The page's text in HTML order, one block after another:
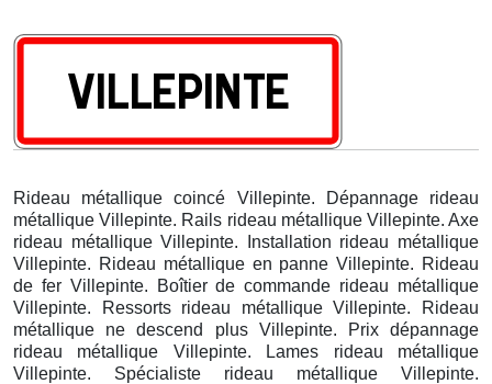
Rideau métallique coincé Villepinte. Dépannage rideau
métallique Villepinte. Rails rideau métallique Villepinte. Axe
rideau métallique Villepinte. Installation rideau métallique
Villepinte. Rideau métallique en panne Villepinte. Rideau
de fer Villepinte. Boîtier de commande rideau métallique
Villepinte. Ressorts rideau métallique Villepinte. Rideau
métallique ne descend plus Villepinte. Prix dépannage
rideau métallique Villepinte. Lames rideau métallique
Villepinte. Spécialiste rideau métallique Villepinte.